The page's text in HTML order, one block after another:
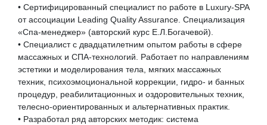
• Сертифицированный специалист по работе в Luxury-SPA
от ассоциации Leading Quality Assurance. Специализация
«Спа-менеджер» (авторский курс Е.Л.Богачевой).
• Специалист с двадцатилетним опытом работы в сфере
массажных и СПА-технологий. Работает по направлениям
эстетики и моделирования тела, мягких массажных
техник, психоэмоциональной коррекции, гидро- и банных
процедур, реабилитационных и оздоровительных техник,
телесно-ориентированных и альтернативных практик.
• Разработал ряд авторских методик: система